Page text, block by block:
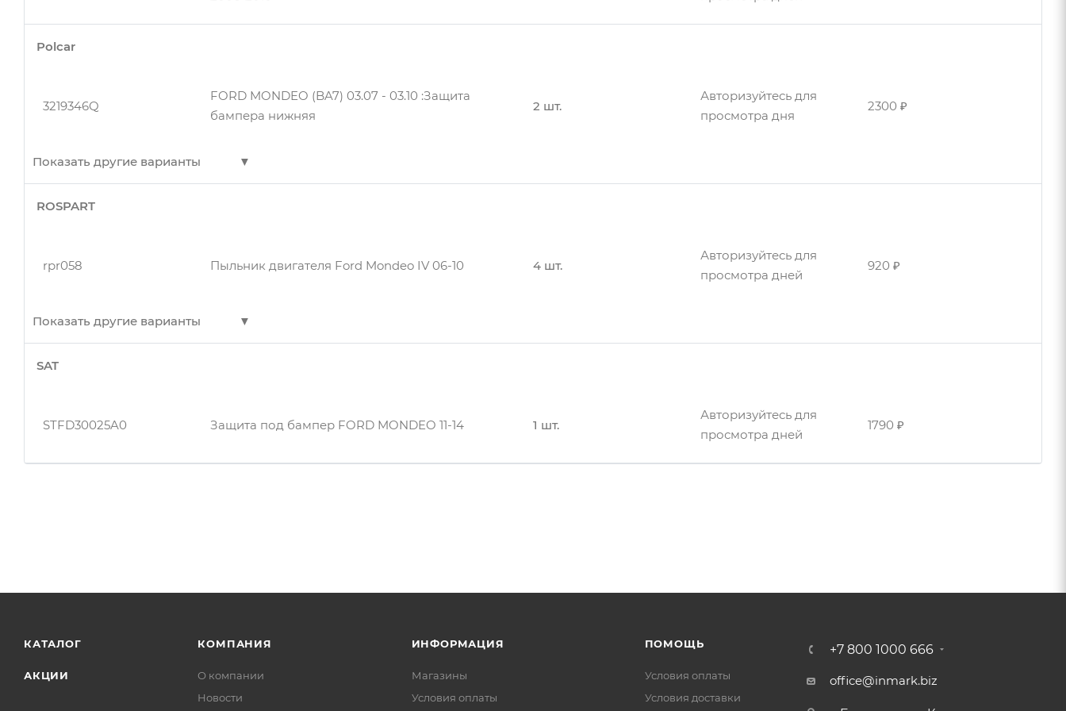
Polcar
3219346Q
FORD MONDEO (BA7) 03.07 - 03.10 :Защита
бампера нижняя
2 шт.
Авторизуйтесь для
просмотра дня
2300 ₽
Показать другие варианты
ROSPART
rpr058 Пыльник двигателя Ford Mondeo IV 06-10 4 шт.
Авторизуйтесь для
просмотра дней
920 ₽
Показать другие варианты
Авторизуйтесь для
просмотра дней
Авторизуйтесь для
SAT
STFD30025A0 Защита под бампер FORD MONDEO 11-14 1 шт.
Авторизуйтесь для
просмотра дней
1790 ₽
КАТАЛОГ
АКЦИИ
КОМПАНИЯ
О компании
Новости
ИНФОРМАЦИЯ
Магазины
Условия оплаты
ПОМОЩЬ
Условия оплаты
Условия доставки
+7 800 1000 666
office@inmark.biz